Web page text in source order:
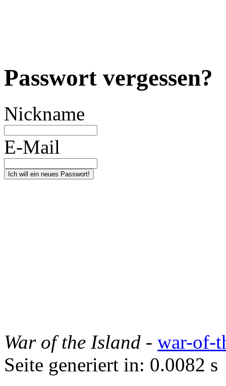
Passwort vergessen?
Nickname
E-Mail
War of the Island - war-of-
Seite generiert in: 0.0082 s